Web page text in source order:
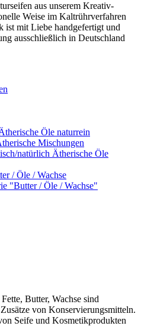
aus unserem Kreativ-
Weise im Kaltrührverfahren
ist mit Liebe handgefertigt und
ausschließlich in Deutschland
Öle naturrein
Mischungen
natürlich Ätherische Öle
/ Öle / Wachse
"Butter / Öle / Wachse"
Butter, Wachse sind
von Konservierungsmitteln.
Seife und Kosmetikprodukten